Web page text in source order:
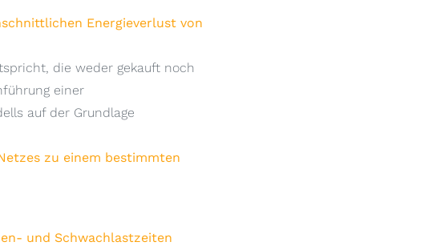
Energieverlust von
die weder gekauft noch
einer
auf der Grundlage
zu einem bestimmten
und Schwachlastzeiten